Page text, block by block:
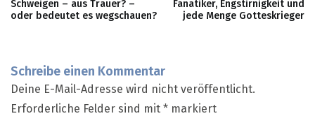
Schweigen – aus Trauer? –
oder bedeutet es wegschauen?
Fanatiker, Engstirnigkeit und
jede Menge Gotteskrieger
Schreibe einen Kommentar
Deine E-Mail-Adresse wird nicht veröffentlicht.
Erforderliche Felder sind mit * markiert